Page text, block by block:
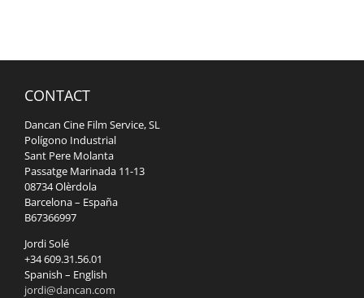
CONTACT
Dancan Cine Film Service, SL
Polígono Industrial
Sant Pere Molanta
Passatge Marinada 11-13
08734 Olèrdola
Barcelona – España
B67366997
Jordi Solé
+34 609.31.56.01
Spanish – English
jordi@dancan.com